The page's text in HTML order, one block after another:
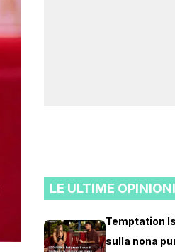
LE ULTIME
Temptation
sulla nona